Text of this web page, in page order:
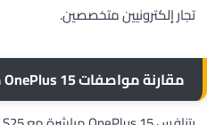
تجار إلكترونيين متخصصين.
مقارنة مواصفات OnePlus 15 مع المنافسين المباشرين